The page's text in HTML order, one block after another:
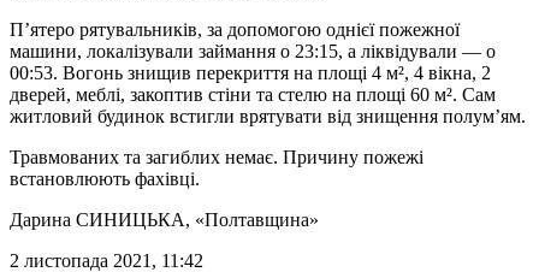
П’ятеро рятувальників, за допомогою однієї пожежної
машини, локалізували займання о 23:15, а ліквідували — о
00:53. Вогонь знищив перекриття на площі 4 м², 4 вікна, 2
дверей, меблі, закоптив стіни та стелю на площі 60 м². Сам
житловий будинок встигли врятувати від знищення полум’ям.
Травмованих та загиблих немає. Причину пожежі
встановлюють фахівці.
Дарина СИНИЦЬКА, «Полтавщина»
2 листопада 2021, 11:42